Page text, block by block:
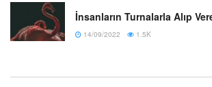
İnsanların Turnalarla Alıp
14/09/2022 1.5K